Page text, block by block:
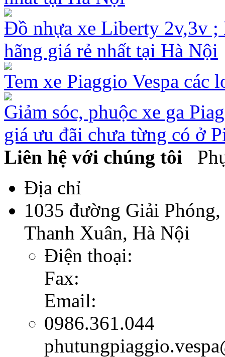
Đồ nhựa xe Liberty 2v,3v
hãng giá rẻ nhất tại Hà Nội
Tem xe Piaggio Vespa các
Giảm sóc, phuộc xe ga
giá ưu đãi chưa từng có ở
Liên hệ với chúng tôi
Địa chỉ
1035 đường Giải
Thanh Xuân, Hà Nội
Điện thoại:
Fax:
Email:
0986.361.044